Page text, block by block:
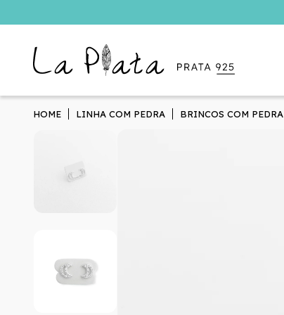
HOME LINHA COM PEDRA BRINCOS COM PEDRA